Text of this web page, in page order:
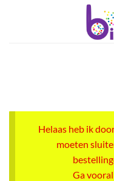
Helaas heb ik
moeten
Ga